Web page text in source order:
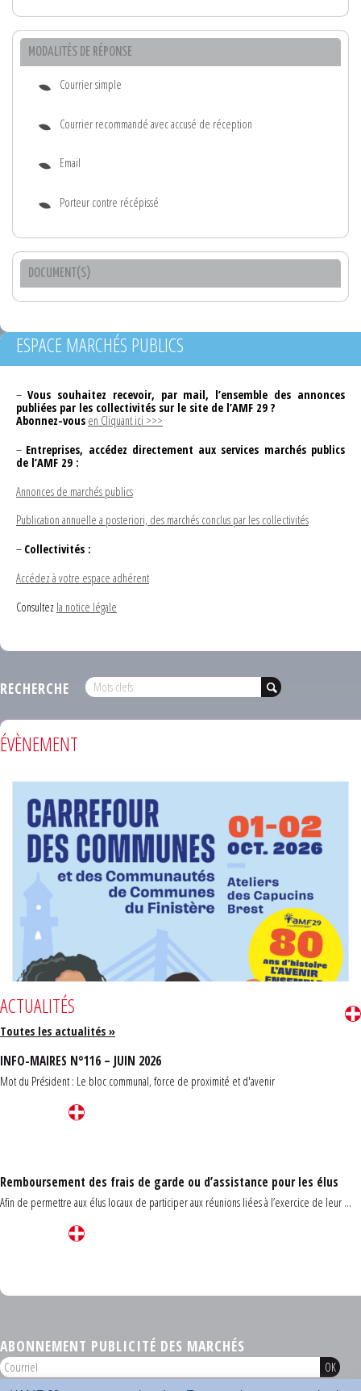
MODALITÉS DE RÉPONSE
Courrier simple
Courrier recommandé avec accusé de réception
Email
Porteur contre récépissé
DOCUMENT(S)
ESPACE MARCHÉS PUBLICS
– Vous souhaitez recevoir, par mail, l’ensemble des annonces
publiées par les collectivités sur le site de l’AMF 29 ?
Abonnez-vous en Cliquant ici >>>
– Entreprises, accédez directement aux services marchés publics
de l’AMF 29 :
Annonces de marchés publics
Publication annuelle a posteriori, des marchés conclus par les collectivités
– Collectivités :
Accédez à votre espace adhérent
Consultez la notice légale
RECHERCHE
ÉVÈNEMENT
ACTUALITÉS
Toutes les actualités »
INFO-MAIRES N°116 – JUIN 2026
Mot du Président : Le bloc communal, force de proximité et d'avenir
Remboursement des frais de garde ou d’assistance pour les élus
Afin de permettre aux élus locaux de participer aux réunions liées à l’exercice de leur ...
ABONNEMENT PUBLICITÉ DES MARCHÉS